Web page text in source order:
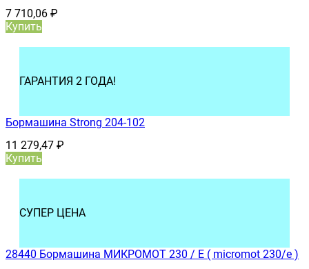
7 710,06 ₽
Купить
ГАРАНТИЯ 2 ГОДА!
Бормашина Strong 204-102
11 279,47 ₽
Купить
СУПЕР ЦЕНА
28440 Бормашина МИКРОМОТ 230 / E ( micromot 230/e )